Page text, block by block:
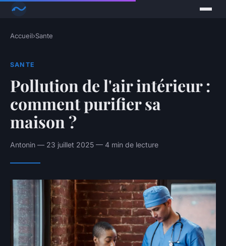
Accueil›Sante
SANTE
Pollution de l'air intérieur :
comment purifier sa
maison ?
Antonin — 23 juillet 2025 — 4 min de lecture